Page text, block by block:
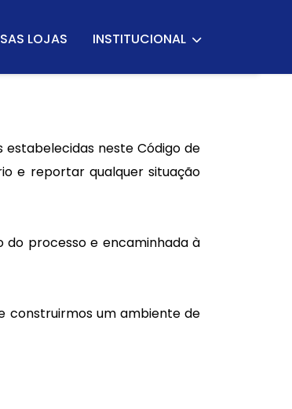
LOJAS INSTITUCIONAL
neste Código de
e reportar qualquer situação
do processo e encaminhada à
construirmos um ambiente de